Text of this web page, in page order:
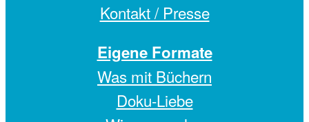
Kontakt / Presse
Eigene Formate
Was mit Büchern
Doku-Liebe